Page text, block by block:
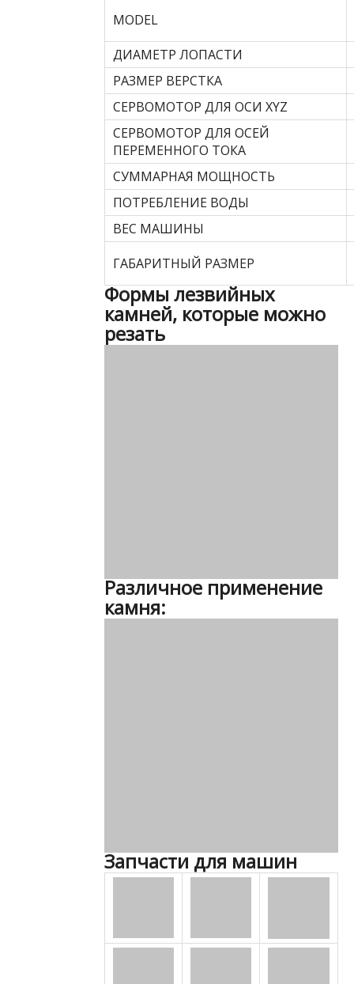
MODEL
ДИАМЕТР ЛОПАСТИ
РАЗМЕР ВЕРСТКА
СЕРВОМОТОР ДЛЯ ОСИ XYZ
СЕРВОМОТОР ДЛЯ ОСЕЙ
ПЕРЕМЕННОГО ТОКА
СУММАРНАЯ МОЩНОСТЬ
ПОТРЕБЛЕНИЕ ВОДЫ
ВЕС МАШИНЫ
ГАБАРИТНЫЙ РАЗМЕР
Формы лезвийных
камней, которые можно
резать
Различное применение
камня:
Запчасти для машин